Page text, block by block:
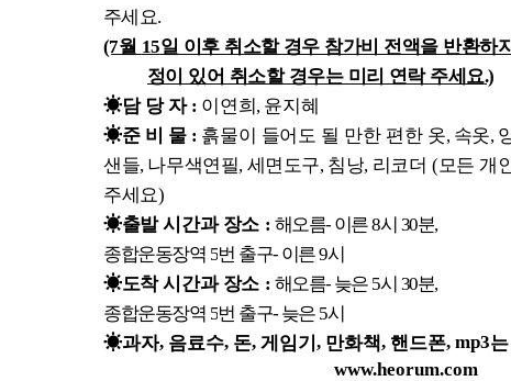
주세요.
(7월 15일 이후 취소할 경우 참가비 전액을 반환하
정이 있어 취소할 경우는 미리 연락 주세요.)
☀담 당 자 : 이연희, 윤지혜
☀준 비 물 : 흙물이 들어도 될 만한 편한 옷, 속옷,
샌들, 나무색연필, 세면도구, 침낭, 리코더( 모든 개
주세요)
☀출발 시간과 장소 : 해오름- 이른8시 30분,
종합운동장역 5번 출구- 이른9시
☀도착 시간과 장소 : 해오름- 늦은 5시 30분,
종합운동장역 5번 출구- 늦은 5시
☀과자, 음료수, 돈, 게임기, 만화책, 핸드폰, mp3
www.heorum.com